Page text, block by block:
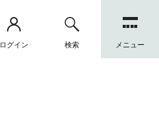
ログイン 検索 メニュー